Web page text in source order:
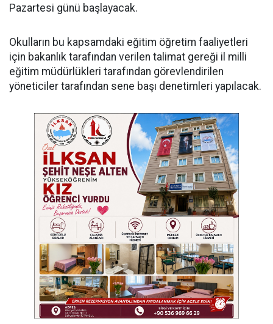
Pazartesi günü başlayacak.
Okulların bu kapsamdaki eğitim öğretim faaliyetleri
için bakanlık tarafından verilen talimat gereği il milli
eğitim müdürlükleri tarafından görevlendirilen
yöneticiler tarafından sene başı denetimleri yapılacak.